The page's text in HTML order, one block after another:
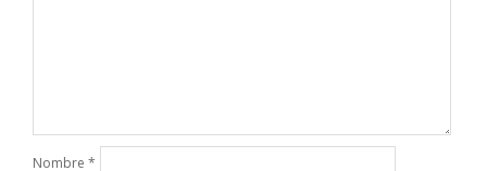
Nombre *